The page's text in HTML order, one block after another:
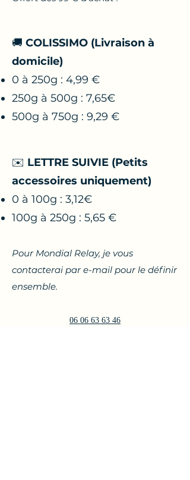
🚚 COLISSIMO (Livraison à
domicile)
0 à 250g : 4,99 €
250g à 500g : 7,65€
500g à 750g : 9,29 €
✉️ LETTRE SUIVIE (Petits
accessoires uniquement)
0 à 100g : 3,12€
100g à 250g : 5,65 €
Pour Mondial Relay, je vous
contacterai par e-mail pour le définir
ensemble.
06 06 63 63 46